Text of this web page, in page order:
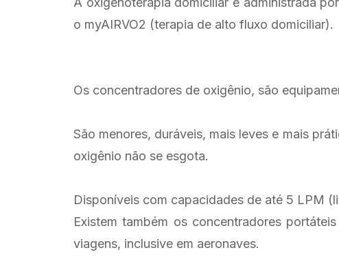
o myAIRVO2 (terapia de alto fluxo domiciliar).
Os concentradores de oxigênio, são
São menores, duráveis, mais leves e mais
oxigênio não se esgota.
Disponíveis com capacidades de até 5 LPM
Existem também os concentradores
viagens, inclusive em aeronaves.